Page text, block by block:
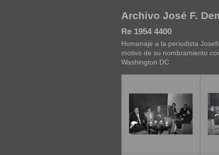
Archivo José F.
Re 1954 4400
Homenaje a la periodista
motivo de su nombramiento
Washington DC